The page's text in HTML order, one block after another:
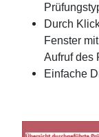
Durch
Fenster
Aufruf des
Einfache